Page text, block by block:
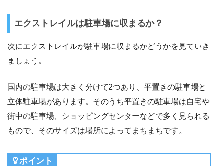
エクストレイルは駐車場に収まるか？
次にエクストレイルが駐車場に収まるかどうかを見ていき
ましょう。
国内の駐車場は大きく分けて2つあり、平置きの駐車場と
立体駐車場があります。そのうち平置きの駐車場は自宅や
街中の駐車場、ショッピングセンターなどで多く見られる
もので、そのサイズは場所によってまちまちです。
ポイント